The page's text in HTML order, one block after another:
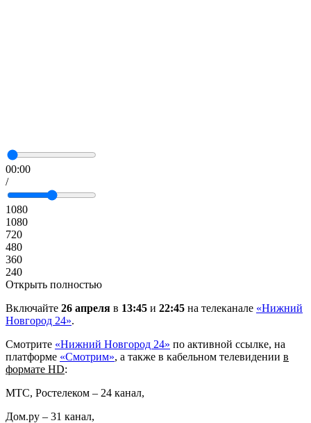
00:00
/
1080
1080
720
480
360
240
Открыть полностью
Включайте 26 апреля в 13:45 и 22:45 на телеканале «Нижний
Новгород 24».
Смотрите «Нижний Новгород 24» по активной ссылке, на
платформе «Смотрим», а также в кабельном телевидении в
формате HD:
МТС, Ростелеком – 24 канал,
Дом.ру – 31 канал,